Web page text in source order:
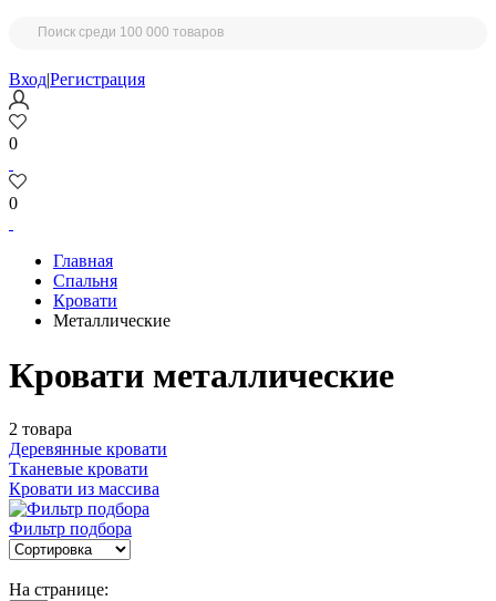
Вход|Регистрация
0
0
Главная
Спальня
Кровати
Металлические
Кровати металлические
2 товара
Деревянные кровати
Тканевые кровати
Кровати из массива
Фильтр подбора
На странице: